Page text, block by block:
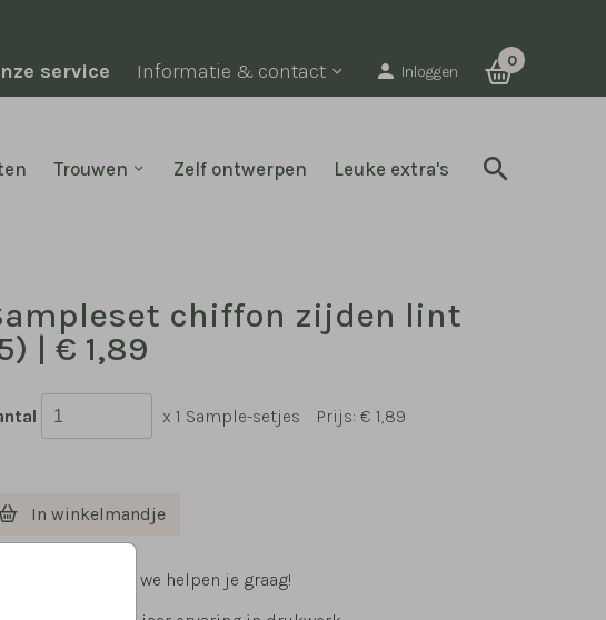
service Informatie & contact Inloggen
0
Trouwen Zelf ontwerpen Leuke extra's
chiffon zijden lint
| € 1,89
x 1 Sample-setjes Prijs:€ 1,89
In winkelmandje
Hulp nodig, we helpen je graag!